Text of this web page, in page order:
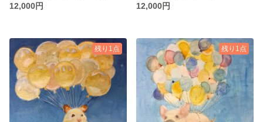
12,000円
12,000円
残り1点 残り1点